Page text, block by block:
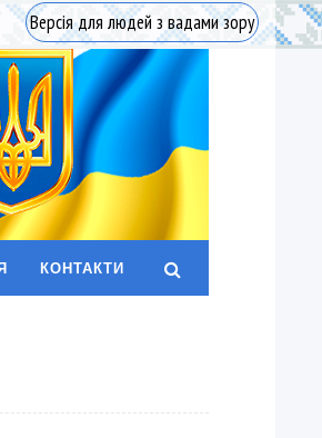
Версія для людей з вадами зору
КОНТАКТИ